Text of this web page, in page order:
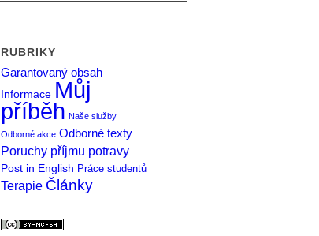
RUBRIKY
Garantovaný obsah
Informace Můj
příběh Naše služby
Odborné akce Odborné texty
Poruchy příjmu potravy
Post in English Práce studentů
Terapie Články